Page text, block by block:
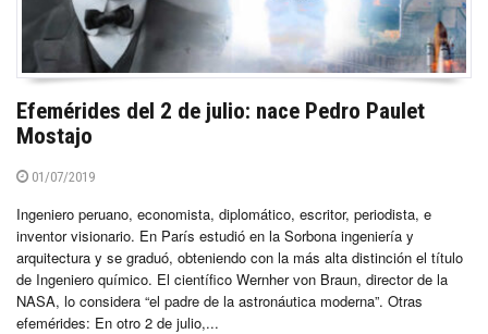
Efemérides del 2 de julio: nace Pedro Paulet
Mostajo
01/07/2019
Ingeniero peruano, economista, diplomático, escritor, periodista, e
inventor visionario. En París estudió en la Sorbona ingeniería y
arquitectura y se graduó, obteniendo con la más alta distinción el título
de Ingeniero químico. El científico Wernher von Braun, director de la
NASA, lo considera “el padre de la astronáutica moderna”. Otras
efemérides: En otro 2 de julio,...